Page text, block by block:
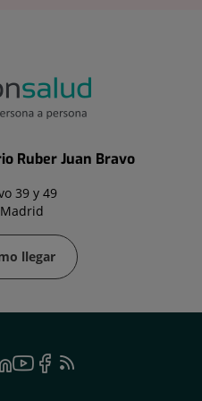
Ruber Juan Bravo
39 y 49
llegar
Youtube
Este
enlace
Facebook
Enlace
Feed
Este